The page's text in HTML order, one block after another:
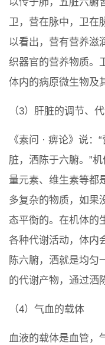
以传于肺，五脏六腑
卫，营在脉中，卫在
以看出，营有营养滋
织器官的营养物质。
体内的病原微生物及
（3）肝脏的调节、
《素问 · 痹论》说
脏，洒陈于六腑。”
量元素、维生素等都
多复杂的物质，如果
态平衡的。在机体的
各种代谢活动，体内
陈六腑，洒就是均匀
的代谢产物，通过洒
（4）气血的载体
血液的载体是血管，